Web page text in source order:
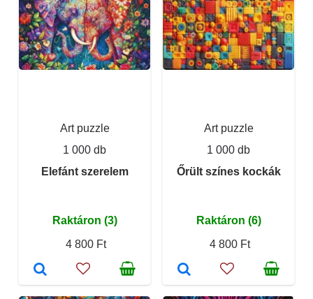
Art puzzle
1 000 db
Elefánt szerelem
Raktáron (3)
4 800 Ft
Art puzzle
1 000 db
Őrült színes kockák
Raktáron (6)
4 800 Ft